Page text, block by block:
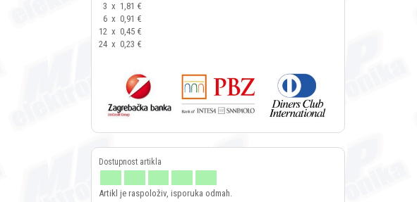
3 x 1,81 €
6 x 0,91 €
12 x 0,45 €
24 x 0,23 €
Artikl je raspoloživ, isporuka odmah.